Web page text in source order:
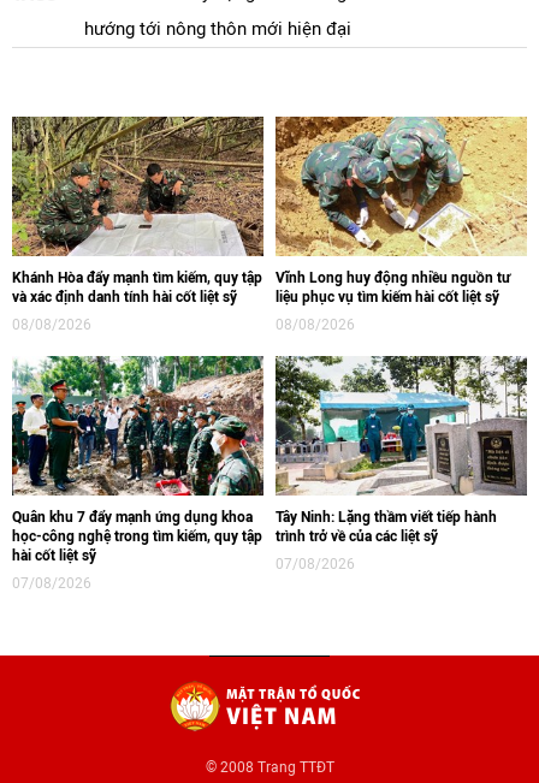
hướng tới nông thôn mới hiện đại
Khánh Hòa đẩy mạnh tìm kiếm, quy tập
và xác định danh tính hài cốt liệt sỹ
08/08/2026
Vĩnh Long huy động nhiều nguồn tư
liệu phục vụ tìm kiếm hài cốt liệt sỹ
08/08/2026
Quân khu 7 đẩy mạnh ứng dụng khoa
học-công nghệ trong tìm kiếm, quy tập
hài cốt liệt sỹ
07/08/2026
Tây Ninh: Lặng thầm viết tiếp hành
trình trở về của các liệt sỹ
07/08/2026
© 2008 Trang TTĐT